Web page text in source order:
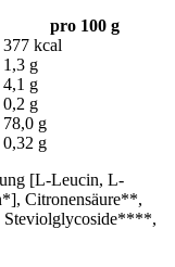
pro 100 g
377 kcal
1,3 g
4,1 g
0,2 g
78,0 g
0,32 g
[L-Leucin, L-
Citronensäure**,